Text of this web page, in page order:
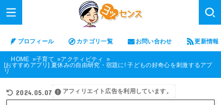
プロフィール カテゴリ一覧 お問い合わせ 更新情報
HOME 子育て
アクティビティ
[おすすめアプリ] 夏休みの自由研究・宿題に! 子どもの好奇心を刺激するアプ
リ
2024.05.07 アフィリエイト広告を利用しています。